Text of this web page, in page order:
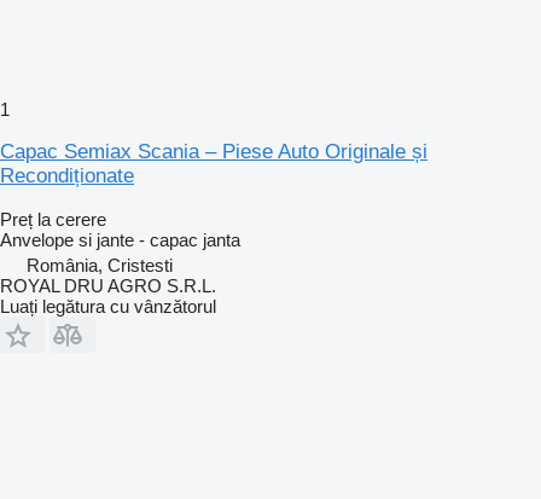
1
Capac Semiax Scania – Piese Auto Originale și
Recondiționate
Preț la cerere
Anvelope si jante - capac janta
România, Cristesti
ROYAL DRU AGRO S.R.L.
Luați legătura cu vânzătorul